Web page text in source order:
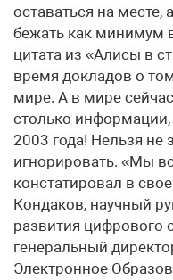
оставаться на месте,
бежать как минимум
цитата из «Алисы в
время докладов о
мире. А в мире
столько
2003 года! Нельзя не
игнорировать. «Мы
констатировал в
Кондаков, научный
развития цифрового
генеральный
Электронное